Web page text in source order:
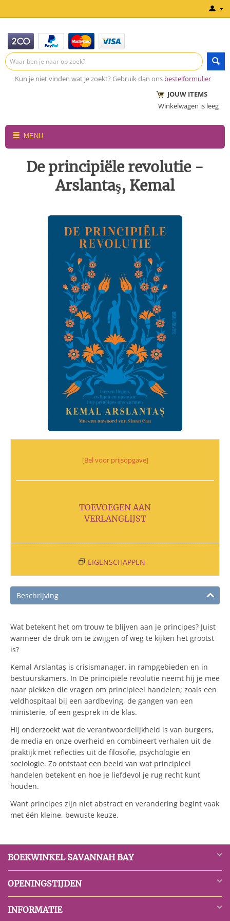
Kun je niet vinden wat je zoekt? Gebruik dan ons bestelformulier
JOUW ITEMS
Winkelwagen is leeg
MENU
De principiële revolutie -
Arslantaş, Kemal
[Bel voor prijsopgave]
TOEVOEGEN AAN
VERLANGLIJST
EIGENSCHAPPEN
Beschrijving
Wat betekent het om trouw te blijven aan je principes? Juist
wanneer de druk om te zwijgen of weg te kijken het grootst
is?
Kemal Arslantaş is crisismanager, in rampgebieden en in
bestuurskamers. In De principiële revolutie neemt hij je mee
naar plekken die vragen om principieel handelen; zoals een
veldhospitaal bij een aardbeving, de gangen van een
ministerie, of een gesprek in de klas.
Hij onderzoekt wat de verantwoordelijkheid is van burgers,
de media en onze overheid en combineert verhalen uit de
praktijk met reflecties uit de filosofie, psychologie en
sociologie. Zo ontstaat een beeld van wat principieel
handelen betekent en hoe je liefdevol je rug recht kunt
houden.
Want principes zijn niet abstract en verandering begint vaak
met één kleine, bewuste keuze.
BOEKWINKEL SAVANNAH BAY
OPENINGSTIJDEN
INFORMATIE